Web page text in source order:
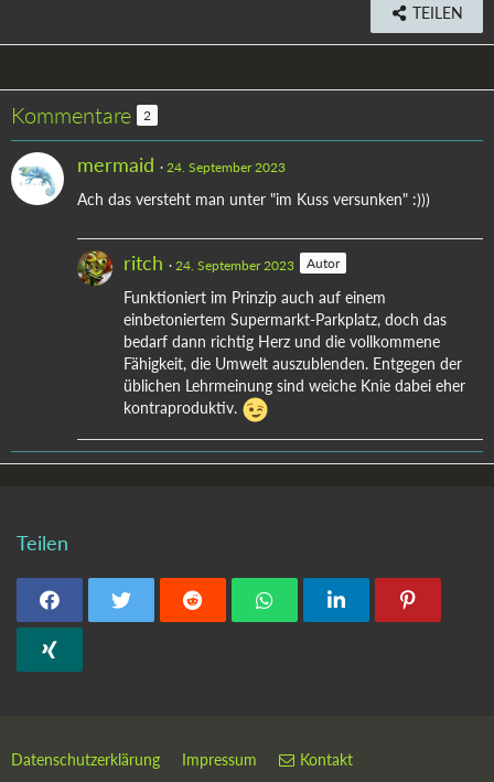
TEILEN
Kommentare 2
mermaid 24. September 2023
Ach das versteht man unter "im Kuss versunken" :)))
ritch 24. September 2023 Autor
Funktioniert im Prinzip auch auf einem
einbetoniertem Supermarkt-Parkplatz, doch das
bedarf dann richtig Herz und die vollkommene
Fähigkeit, die Umwelt auszublenden. Entgegen der
üblichen Lehrmeinung sind weiche Knie dabei eher
kontraproduktiv.
Teilen
Datenschutzerklärung Impressum Kontakt